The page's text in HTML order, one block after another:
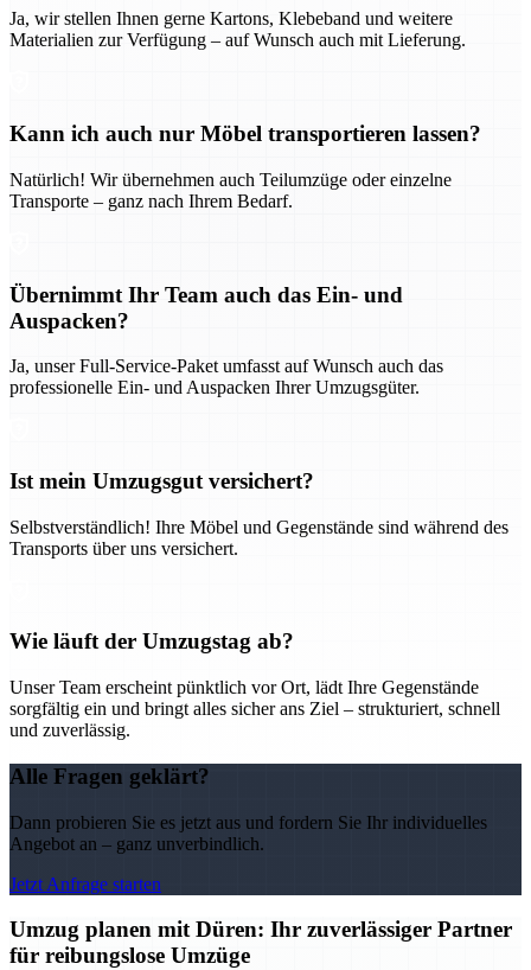
Ja, wir stellen Ihnen gerne Kartons, Klebeband und weitere
Materialien zur Verfügung – auf Wunsch auch mit Lieferung.
Kann ich auch nur Möbel transportieren lassen?
Natürlich! Wir übernehmen auch Teilumzüge oder einzelne
Transporte – ganz nach Ihrem Bedarf.
Übernimmt Ihr Team auch das Ein- und
Auspacken?
Ja, unser Full-Service-Paket umfasst auf Wunsch auch das
professionelle Ein- und Auspacken Ihrer Umzugsgüter.
Ist mein Umzugsgut versichert?
Selbstverständlich! Ihre Möbel und Gegenstände sind während des
Transports über uns versichert.
Wie läuft der Umzugstag ab?
Unser Team erscheint pünktlich vor Ort, lädt Ihre Gegenstände
sorgfältig ein und bringt alles sicher ans Ziel – strukturiert, schnell
und zuverlässig.
Alle Fragen geklärt?
Dann probieren Sie es jetzt aus und fordern Sie Ihr individuelles
Angebot an – ganz unverbindlich.
Jetzt Anfrage starten
Umzug planen mit Düren: Ihr zuverlässiger Partner
für reibungslose Umzüge